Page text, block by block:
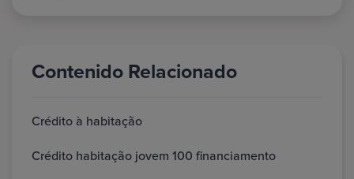
Contenido Relacionado
Crédito à habitação
Crédito habitação jovem 100 financiamento